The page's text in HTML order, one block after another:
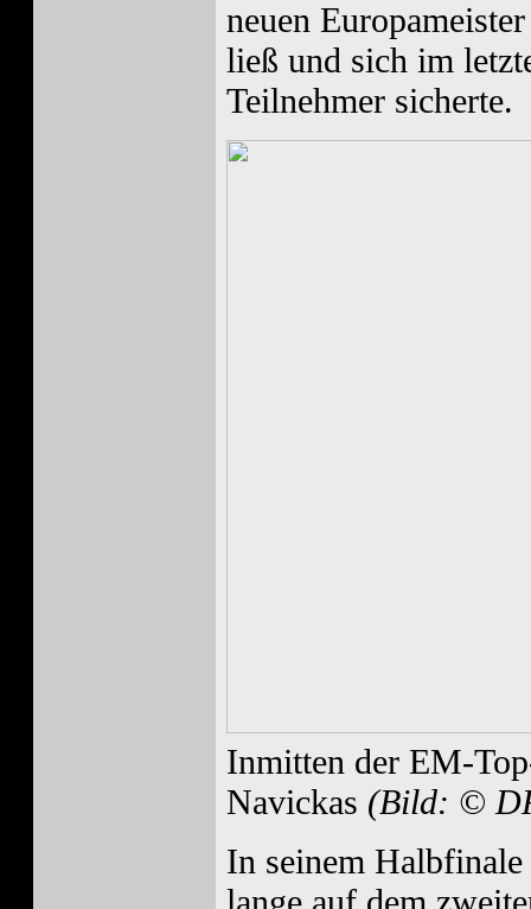
neuen
ließ und sich im
Teilnehmer sicherte.
Inmitten der EM-
Navickas (Bild: ©
In seinem
lange auf dem